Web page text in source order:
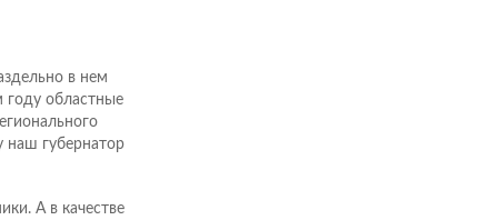
в нем
году областные
наш губернатор
А в качестве